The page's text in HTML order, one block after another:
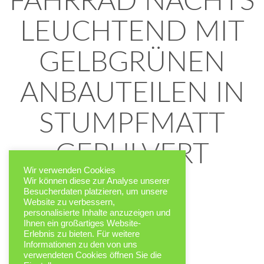
LEUCHTEND MIT
GELBGRÜNEN
ANBAUTEILEN IN
STUMPFMATT
GEPULVERT
FAHRRAD
Wir verwenden Cookies
Wir können diese zur Analyse unserer
Besucherdaten platzieren, um unsere
Website zu verbessern,
personalisierte Inhalte anzuzeigen und
Ihnen ein großartiges Website-
Erlebnis zu bieten. Für weitere
Informationen zu den von uns
verwendeten Cookies öffnen Sie die